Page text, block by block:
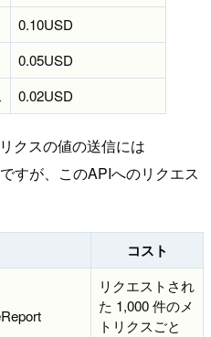
0.10USD
0.05USD
0.02USD
クスの値の送信には
すが、このAPIへのリクエス
コスト
リクエストされ
た 1,000 件のメ
トリクスごと